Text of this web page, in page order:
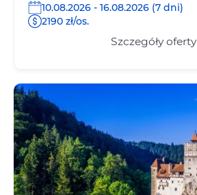
10.08.2026 - 16.08.2026 (7 dni)
2190 zł/os.
Szczegóły oferty